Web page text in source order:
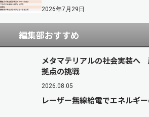
2026年7月29日
編集部おすすめ
メタマテリアルの社会実装へ
拠点の挑戦
2026.08.05
レーザー無線給電でエネルギ